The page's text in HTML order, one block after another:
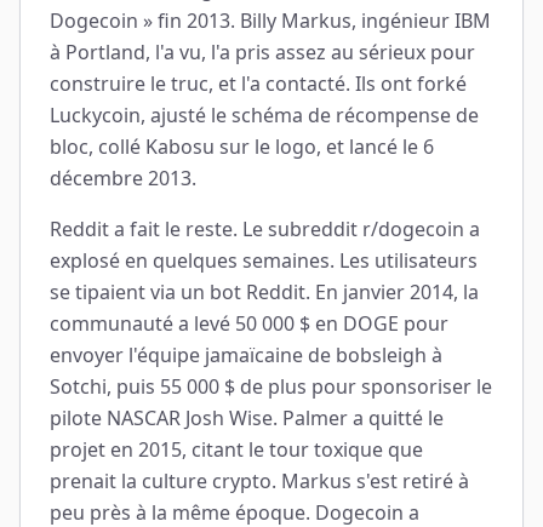
Dogecoin » fin 2013. Billy Markus, ingénieur IBM
à Portland, l'a vu, l'a pris assez au sérieux pour
construire le truc, et l'a contacté. Ils ont forké
Luckycoin, ajusté le schéma de récompense de
bloc, collé Kabosu sur le logo, et lancé le 6
décembre 2013.
Reddit a fait le reste. Le subreddit r/dogecoin a
explosé en quelques semaines. Les utilisateurs
se tipaient via un bot Reddit. En janvier 2014, la
communauté a levé 50 000 $ en DOGE pour
envoyer l'équipe jamaïcaine de bobsleigh à
Sotchi, puis 55 000 $ de plus pour sponsoriser le
pilote NASCAR Josh Wise. Palmer a quitté le
projet en 2015, citant le tour toxique que
prenait la culture crypto. Markus s'est retiré à
peu près à la même époque. Dogecoin a